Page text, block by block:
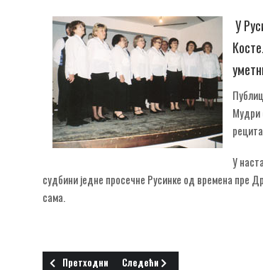
У
Мудри
У
судбини једне просечне Русинке од времена пре
сама.
Претходни чланак: ДВАНАЕСТИ "САВИНИ ПУТЕВИ"
Претходни Следећи чланак: СТЕПЕНИЦЕ ДО
Следећи